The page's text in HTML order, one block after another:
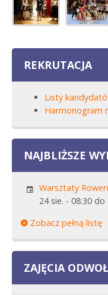
REKRUTACJA
Listy
Harmonogram
NAJBLIŻSZE
Warsztaty
24 sie. - 08:30do
Zobacz pełną listę
ZAJĘCIA